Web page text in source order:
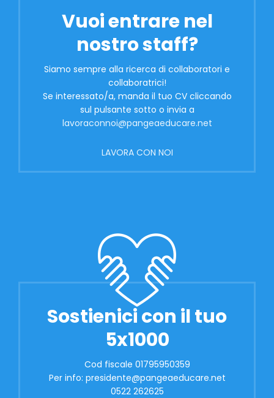
Vuoi entrare nel
nostro staff?
Siamo sempre alla ricerca di collaboratori e
collaboratrici!
Se interessato/a, manda il tuo CV cliccando
sul pulsante sotto o invia a
lavoraconnoi@pangeaeducare.net
LAVORA CON NOI
Sostienici con il tuo
5x1000
Cod fiscale 01795950359
Per info: presidente@pangeaeducare.net
0522 262625